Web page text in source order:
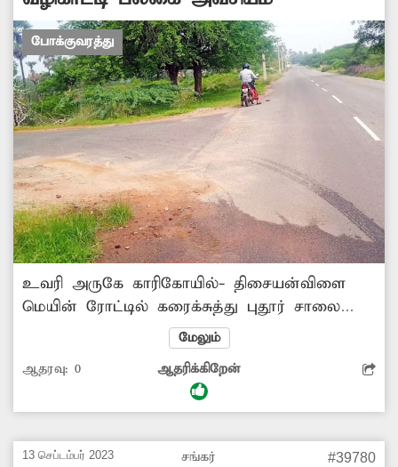
போக்குவரத்து
உவரி அருகே காரிகோயில்- திசையன்விளை
மெயின் ரோட்டில் கரைக்சுத்து புதூர் சாலை
இணையும் இடத்தில் வழிகாட்டி பலகை
அமைக்கப்படவில்லை. இதனால் அந்த வழியாக
செல்லும் வெளியூர் பயணிகள்
அலைக்கழிக்கப்படும் நிலை உள்ளது. எனவே
அதிகாரிகள் நடவடிக்கை எடுக்க கேட்டு
மேலும்
ஆதரவு: 0 ஆதரிக்கிறேன்
13 செப்டம்பர் 2023
சங்கர்
#39780